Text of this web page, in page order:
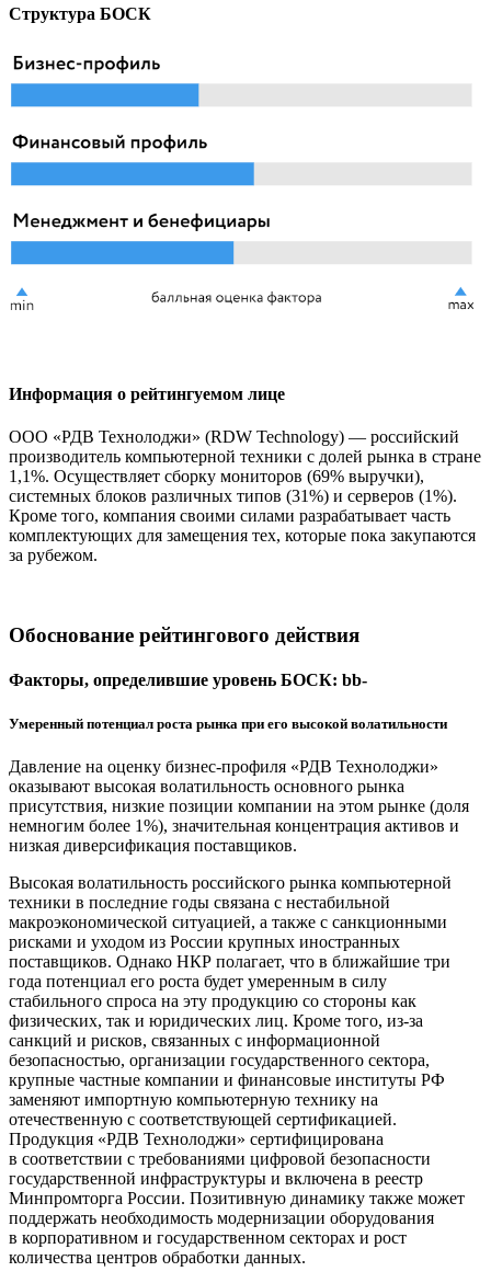
Структура БОСК
Информация о рейтингуемом лице
ООО «РДВ Технолоджи» (RDW Technology) — российский
производитель компьютерной техники с долей рынка в стране
1,1%. Осуществляет сборку мониторов (69% выручки),
системных блоков различных типов (31%) и серверов (1%).
Кроме того, компания своими силами разрабатывает часть
комплектующих для замещения тех, которые пока закупаются
за рубежом.
Обоснование рейтингового действия
Факторы, определившие уровень БОСК: bb-
Умеренный потенциал роста рынка при его высокой волатильности
Давление на оценку бизнес-профиля «РДВ Технолоджи»
оказывают высокая волатильность основного рынка
присутствия, низкие позиции компании на этом рынке (доля
немногим более 1%), значительная концентрация активов и
низкая диверсификация поставщиков.
Высокая волатильность российского рынка компьютерной
техники в последние годы связана с нестабильной
макроэкономической ситуацией, а также с санкционными
рисками и уходом из России крупных иностранных
поставщиков. Однако НКР полагает, что в ближайшие три
года потенциал его роста будет умеренным в силу
стабильного спроса на эту продукцию со стороны как
физических, так и юридических лиц. Кроме того, из-за
санкций и рисков, связанных с информационной
безопасностью, организации государственного сектора,
крупные частные компании и финансовые институты РФ
заменяют импортную компьютерную технику на
отечественную с соответствующей сертификацией.
Продукция «РДВ Технолоджи» сертифицирована
в соответствии с требованиями цифровой безопасности
государственной инфраструктуры и включена в реестр
Минпромторга России. Позитивную динамику также может
поддержать необходимость модернизации оборудования
в корпоративном и государственном секторах и рост
количества центров обработки данных.